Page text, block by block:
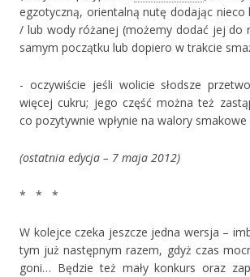
egzotyczną, orientalną nutę dodając nieco
/ lub wody różanej (możemy dodać jej do
samym początku lub dopiero w trakcie
- oczywiście jeśli wolicie słodsze
więcej cukru; jego część można też
co pozytywnie wpłynie na walory smakowe
(ostatnia edycja – 7 maja 2012)
* * *
W kolejce czeka jeszcze jedna wersja –
tym już następnym razem, gdyż czas
goni… Będzie też mały konkurs oraz